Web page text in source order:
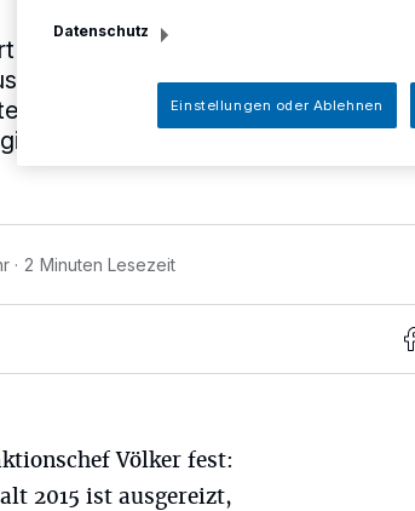
mussten die CDU
feststellen, dass es für
gestaltende Kreispolitik so gut wie
2 Minuten Lesezeit
Völker fest:
2015 ist ausgereizt,
Datenschutz
Einstellungen oder Ablehnen